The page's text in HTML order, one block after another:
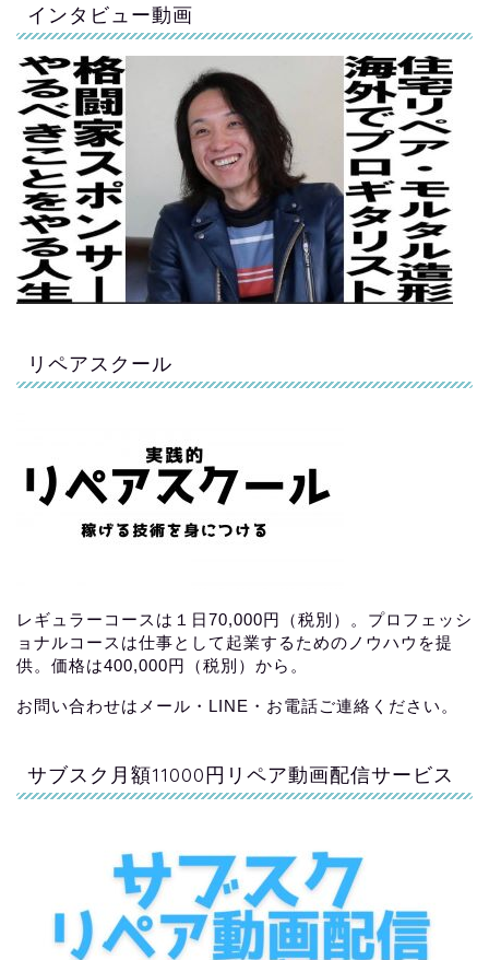
インタビュー動画
リペアスクール
レギュラーコースは１日70,000円（税別）。プロフェッシ
ョナルコースは仕事として起業するためのノウハウを提
供。価格は400,000円（税別）から。
お問い合わせはメール・LINE・お電話ご連絡ください。
サブスク月額11000円リペア動画配信サービス